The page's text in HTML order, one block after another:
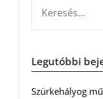
Legutóbbi
Szürkehályog